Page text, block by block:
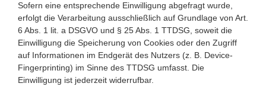
Sofern eine entsprechende Einwilligung abgefragt wurde,
erfolgt die Verarbeitung ausschließlich auf Grundlage von Art.
6 Abs. 1 lit. a DSGVO und § 25 Abs. 1 TTDSG, soweit die
Einwilligung die Speicherung von Cookies oder den Zugriff
auf Informationen im Endgerät des Nutzers (z. B. Device-
Fingerprinting) im Sinne des TTDSG umfasst. Die
Einwilligung ist jederzeit widerrufbar.